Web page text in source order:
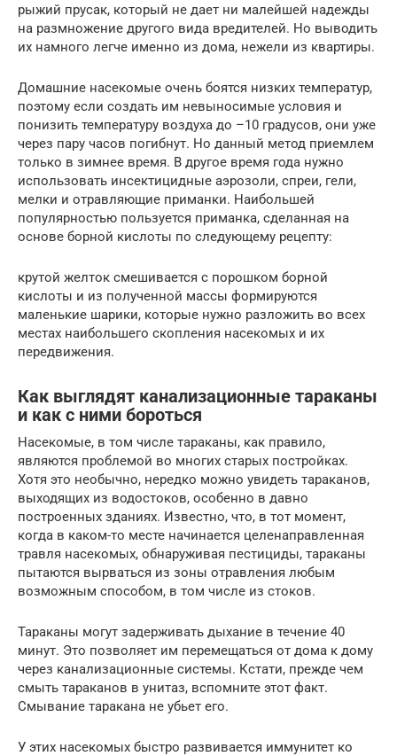
рыжий прусак, который не дает ни малейшей надежды
на размножение другого вида вредителей. Но выводить
их намного легче именно из дома, нежели из квартиры.
Домашние насекомые очень боятся низких температур,
поэтому если создать им невыносимые условия и
понизить температуру воздуха до –10 градусов, они уже
через пару часов погибнут. Но данный метод приемлем
только в зимнее время. В другое время года нужно
использовать инсектицидные аэрозоли, спреи, гели,
мелки и отравляющие приманки. Наибольшей
популярностью пользуется приманка, сделанная на
основе борной кислоты по следующему рецепту:
крутой желток смешивается с порошком борной
кислоты и из полученной массы формируются
маленькие шарики, которые нужно разложить во всех
местах наибольшего скопления насекомых и их
передвижения.
Как выглядят канализационные тараканы
и как с ними бороться
Насекомые, в том числе тараканы, как правило,
являются проблемой во многих старых постройках.
Хотя это необычно, нередко можно увидеть тараканов,
выходящих из водостоков, особенно в давно
построенных зданиях. Известно, что, в тот момент,
когда в каком-то месте начинается целенаправленная
травля насекомых, обнаруживая пестициды, тараканы
пытаются вырваться из зоны отравления любым
возможным способом, в том числе из стоков.
Тараканы могут задерживать дыхание в течение 40
минут. Это позволяет им перемещаться от дома к дому
через канализационные системы. Кстати, прежде чем
смыть тараканов в унитаз, вспомните этот факт.
Смывание таракана не убьет его.
У этих насекомых быстро развивается иммунитет ко